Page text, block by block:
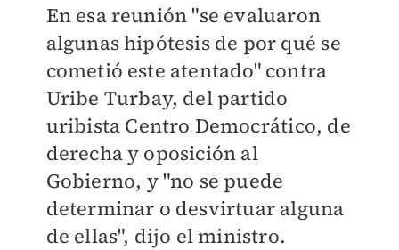
En esa reunión "se evaluaron
algunas hipótesis de por qué se
cometió este atentado" contra
Uribe Turbay, del partido
uribista Centro Democrático, de
derecha y oposición al
Gobierno, y "no se puede
determinar o desvirtuar alguna
de ellas", dijo el ministro.